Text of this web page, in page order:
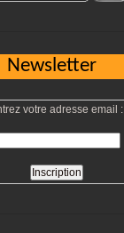
Newsletter
votre adresse email :